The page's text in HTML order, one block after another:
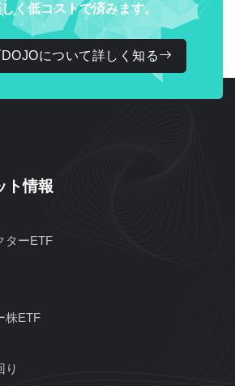
く低コストで済みます。
について詳しく知る
ト情報
ターETF
株ETF
り